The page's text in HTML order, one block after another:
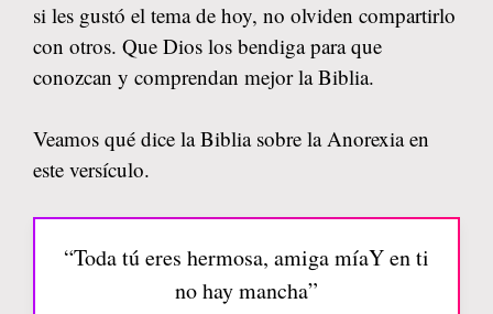
si les gustó el tema de hoy, no olviden compartirlo
con otros. Que Dios los bendiga para que
conozcan y comprendan mejor la Biblia.
Veamos qué dice la Biblia sobre la Anorexia en
este versículo.
“Toda tú eres hermosa, amiga míaY en ti
no hay mancha”